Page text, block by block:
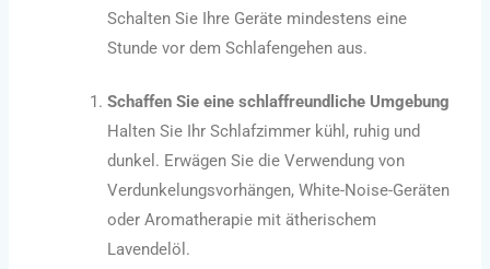
Schalten Sie Ihre Geräte mindestens eine
Stunde vor dem Schlafengehen aus.
Schaffen Sie eine schlaffreundliche Umgebung
Halten Sie Ihr Schlafzimmer kühl, ruhig und
dunkel. Erwägen Sie die Verwendung von
Verdunkelungsvorhängen, White-Noise-Geräten
oder Aromatherapie mit ätherischem
Lavendelöl.